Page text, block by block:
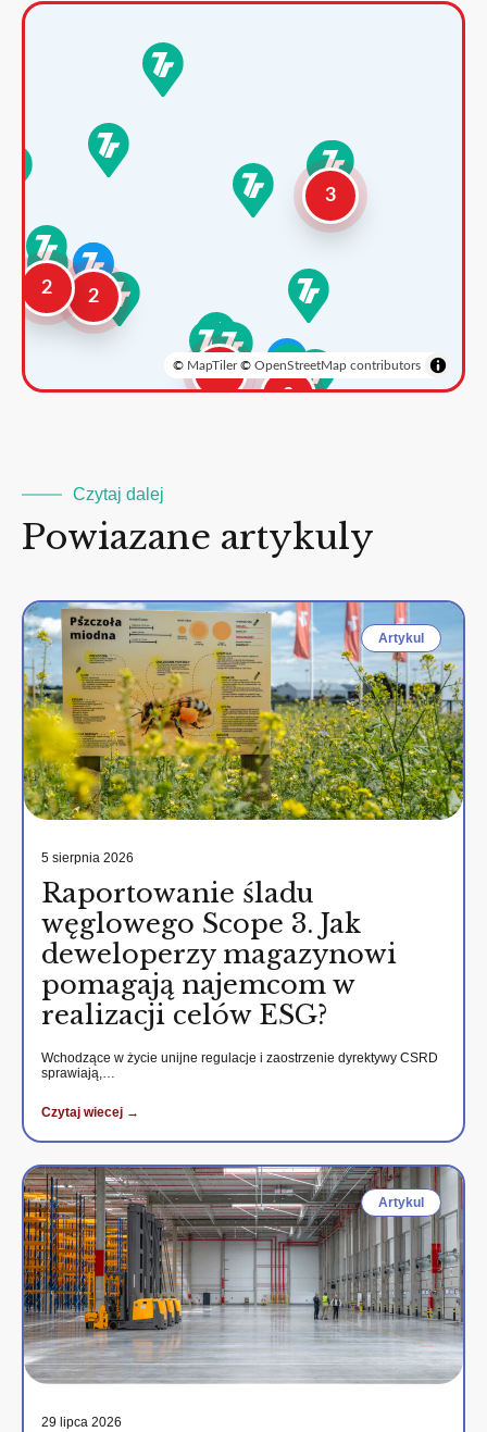
2
2
3
2
3
© MapTiler© OpenStreetMap contributors
Czytaj dalej
Powiazane artykuly
Artykul
5 sierpnia 2026
Raportowanie śladu
węglowego Scope 3. Jak
deweloperzy magazynowi
pomagają najemcom w
realizacji celów ESG?
Wchodzące w życie unijne regulacje i zaostrzenie dyrektywy CSRD
sprawiają,…
Czytaj wiecej →
Artykul
29 lipca 2026